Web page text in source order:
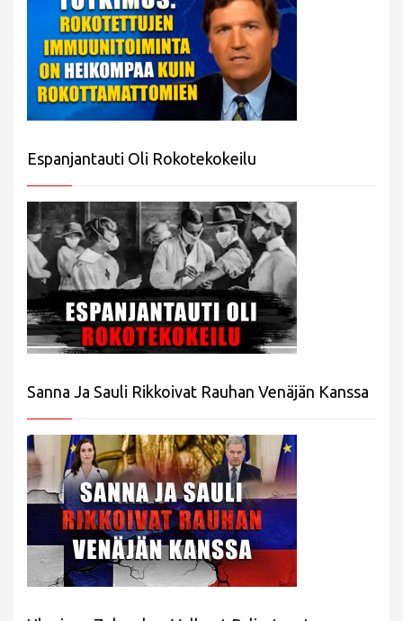
Espanjantauti Oli Rokotekokeilu
Sanna Ja Sauli Rikkoivat Rauhan Venäjän Kanssa